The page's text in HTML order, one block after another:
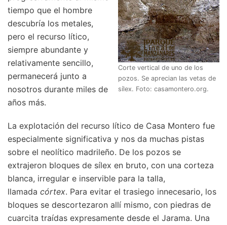
Corte vertical de uno de los
pozos. Se aprecian las vetas de
sílex. Foto: casamontero.org.
tiempo que el hombre
descubría los metales,
pero el recurso lítico,
siempre abundante y
relativamente sencillo,
permanecerá junto a
nosotros durante miles de
años más.
La explotación del recurso lítico de Casa Montero fue
especialmente significativa y nos da muchas pistas
sobre el neolítico madrileño. De los pozos se
extrajeron bloques de sílex en bruto, con una corteza
blanca, irregular e inservible para la talla,
llamada córtex. Para evitar el trasiego innecesario, los
bloques se descortezaron allí mismo, con piedras de
cuarcita traídas expresamente desde el Jarama. Una